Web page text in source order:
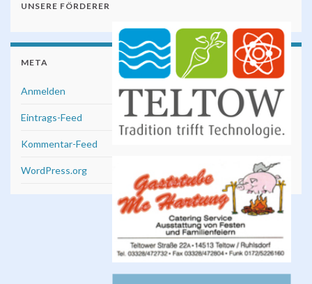
UNSERE FÖRDERER
META
Anmelden
Eintrags-Feed
Kommentar-Feed
WordPress.org